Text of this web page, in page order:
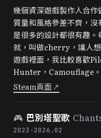
幾個資深遊戲製作人合
質量和風格參差不齊，
是很多的設計都很有趣
就，叫做cherry，讓人
遊戲裡面，我比較喜歡
Hunter，Camouflage。
Steam頁面 ↗
🎮 巴別塔聖歌
2023 · 2026.02